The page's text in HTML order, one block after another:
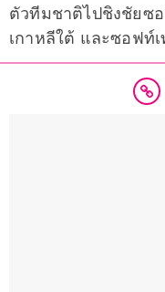
ตัวทีมชาติไปชิงชัยซ
เกาหลีใต้ และซอฟท์